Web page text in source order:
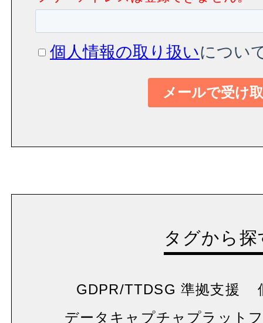
タグから探
GDPR/TTDSG 準拠支援
データキャプチャプラット